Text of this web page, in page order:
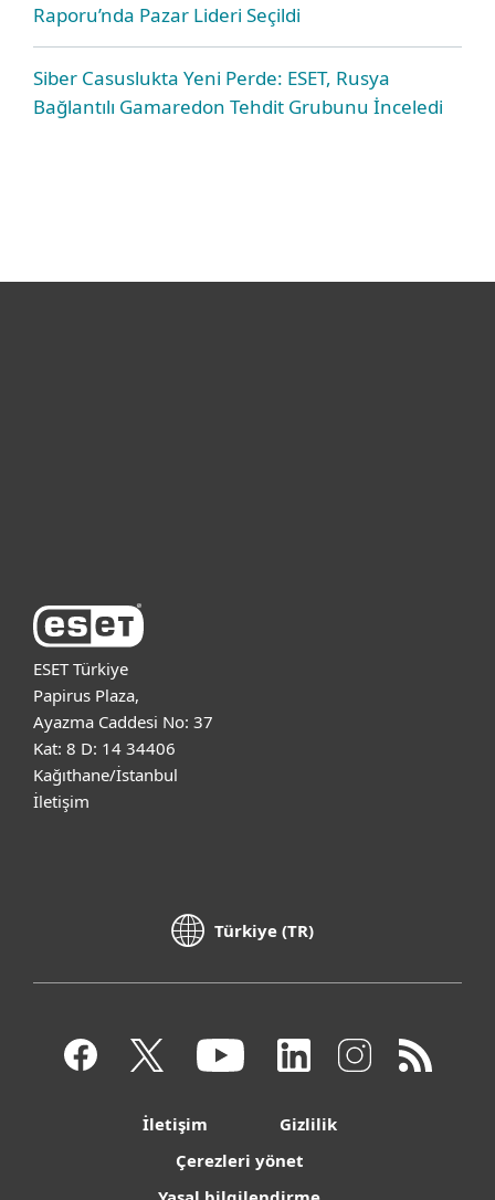
Raporu’nda Pazar Lideri Seçildi
Siber Casuslukta Yeni Perde: ESET, Rusya
Bağlantılı Gamaredon Tehdit Grubunu İnceledi
ESET Türkiye
Papirus Plaza,
Ayazma Caddesi No: 37
Kat: 8 D: 14 34406
Kağıthane/İstanbul
İletişim
Türkiye (TR)
İletişim
Gizlilik
Çerezleri yönet